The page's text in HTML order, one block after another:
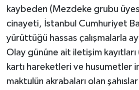
kaybeden (Mezdeke grubu
cinayeti, İstanbul Cumhuriyet
yürüttüğü hassas çalışmalarla
Olay gününe ait iletişim kayıtları
kartı hareketleri ve husumetler
maktulün akrabaları olan